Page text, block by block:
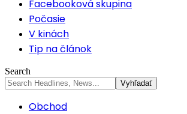
Facebooková skupina
Počasie
V kinách
Tip na článok
Search
Obchod